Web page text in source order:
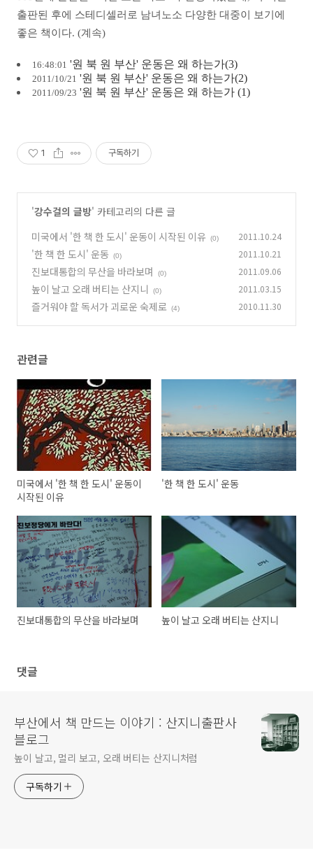
출판된 후에 스테디셀러로 남녀노소 다양한 대중이 보기에
좋은 책이다. (계속)
16:48:01 '원 북 원 부산' 운동은 왜 하는가(3)
2011/10/21 '원 북 원 부산' 운동은 왜 하는가(2)
2011/09/23 '원 북 원 부산' 운동은 왜 하는가 (1)
1 구독하기
'강수걸의 글방' 카테고리의 다른 글
미국에서 '한 책 한 도시' 운동이 시작된 이유
(0) 2011.10.24
'한 책 한 도시' 운동 (0) 2011.10.21
진보대통합의 무산을 바라보며 (0) 2011.09.06
높이 날고 오래 버티는 산지니 (0) 2011.03.15
즐거워야 할 독서가 괴로운 숙제로 (4) 2010.11.30
관련글
미국에서 '한 책 한 도시' 운동이
시작된 이유
'한 책 한 도시' 운동
진보대통합의 무산을 바라보며 높이 날고 오래 버티는 산지니
댓글
부산에서 책 만드는 이야기 : 산지니출판사
블로그
높이 날고, 멀리 보고, 오래 버티는 산지니처럼
구독하기